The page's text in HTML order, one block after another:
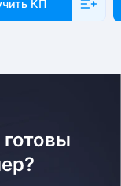
КП